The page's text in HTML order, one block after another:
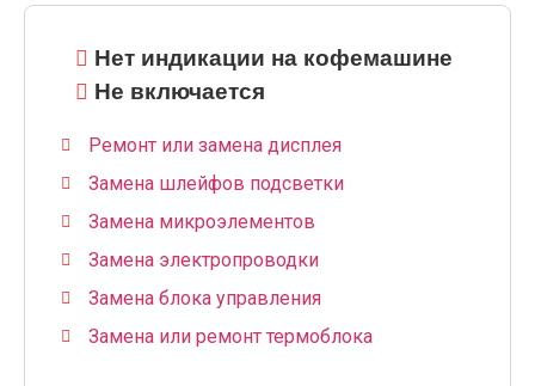
Нет индикации на кофемашине
Не включается
Ремонт или замена дисплея
Замена шлейфов подсветки
Замена микроэлементов
Замена электропроводки
Замена блока управления
Замена или ремонт термоблока